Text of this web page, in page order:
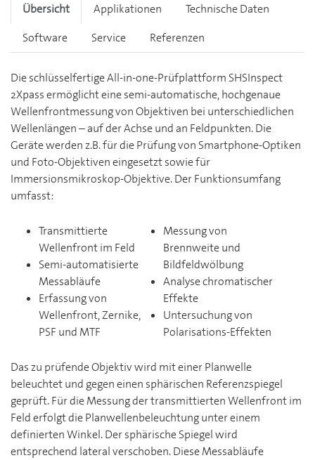
Übersicht Applikationen
Technische Daten
Software
Service Referenzen
Die schlüsselfertige All-in-one-Prüfplattform SHSInspect
2Xpass ermöglicht eine semi-automatische, hochgenaue
Wellenfrontmessung von Objektiven bei unterschiedlichen
Wellenlängen – auf der Achse und an Feldpunkten. Die
Geräte werden z.B. für die Prüfung von Smartphone-Optiken
und Foto-Objektiven eingesetzt sowie für
Immersionsmikroskop-Objektive. Der Funktionsumfang
umfasst:
Transmittierte
Wellenfront im Feld
Semi-automatisierte
Messabläufe
Erfassung von
Wellenfront, Zernike,
PSF und MTF
Messung von
Brennweite und
Bildfeldwölbung
Analyse chromatischer
Effekte
Untersuchung von
Polarisations-Effekten
Das zu prüfende Objektiv wird mit einer Planwelle
beleuchtet und gegen einen sphärischen Referenzspiegel
geprüft. Für die Messung der transmittierten Wellenfront im
Feld erfolgt die Planwellenbeleuchtung unter einem
definierten Winkel. Der sphärische Spiegel wird
entsprechend lateral verschoben. Diese Messabläufe